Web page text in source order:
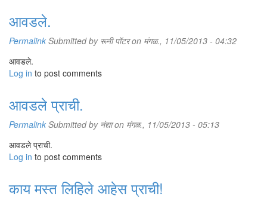
आवडले.
Permalink Submitted by रूनी पॉटरon मंगळ., 11/05/2013 - 04:32
आवडले.
Log in to post comments
आवडले प्राची.
Permalink Submitted by नंद्याon मंगळ., 11/05/2013 - 05:13
आवडले प्राची.
Log in to post comments
काय मस्त लिहिले आहेस प्राची!